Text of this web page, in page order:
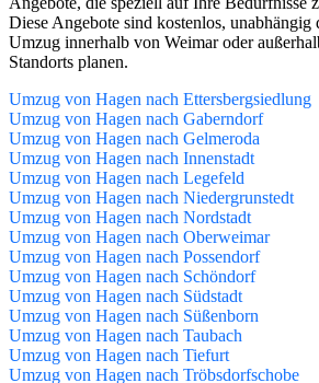
Diese Angebote sind kostenlos, unabhängig
Umzug innerhalb von Weimar oder
Standorts planen.
Umzug von Hagen nach Ettersbergsiedlung
Umzug von Hagen nach Gaberndorf
Umzug von Hagen nach Gelmeroda
Umzug von Hagen nach Innenstadt
Umzug von Hagen nach Legefeld
Umzug von Hagen nach Niedergrunstedt
Umzug von Hagen nach Nordstadt
Umzug von Hagen nach Oberweimar
Umzug von Hagen nach Possendorf
Umzug von Hagen nach Schöndorf
Umzug von Hagen nach Südstadt
Umzug von Hagen nach Süßenborn
Umzug von Hagen nach Taubach
Umzug von Hagen nach Tiefurt
Umzug von Hagen nach Tröbsdorfschobe